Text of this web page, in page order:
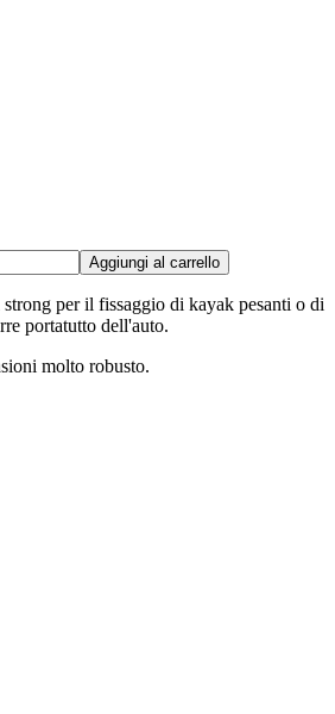
Aggiungi al carrello
per il fissaggio di kayak pesanti o di
portatutto dell'auto.
molto robusto.